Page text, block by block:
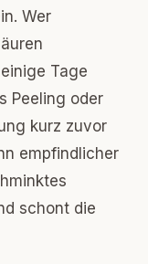
Wer
Tage
Peeling oder
kurz zuvor
empfindlicher
schont die